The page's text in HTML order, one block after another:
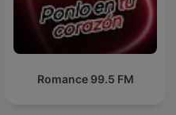
Romance 99.5 FM